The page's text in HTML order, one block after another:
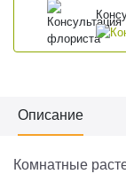
Описание
Комнатные